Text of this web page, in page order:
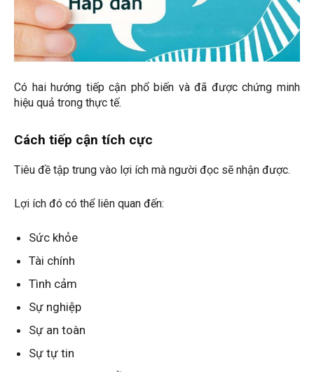
Có hai hướng tiếp cận phổ biến và đã được chứng minh
hiệu quả trong thực tế.
Cách tiếp cận tích cực
Tiêu đề tập trung vào lợi ích mà người đọc sẽ nhận được.
Lợi ích đó có thể liên quan đến:
Sức khỏe
Tài chính
Tình cảm
Sự nghiệp
Sự an toàn
Sự tự tin